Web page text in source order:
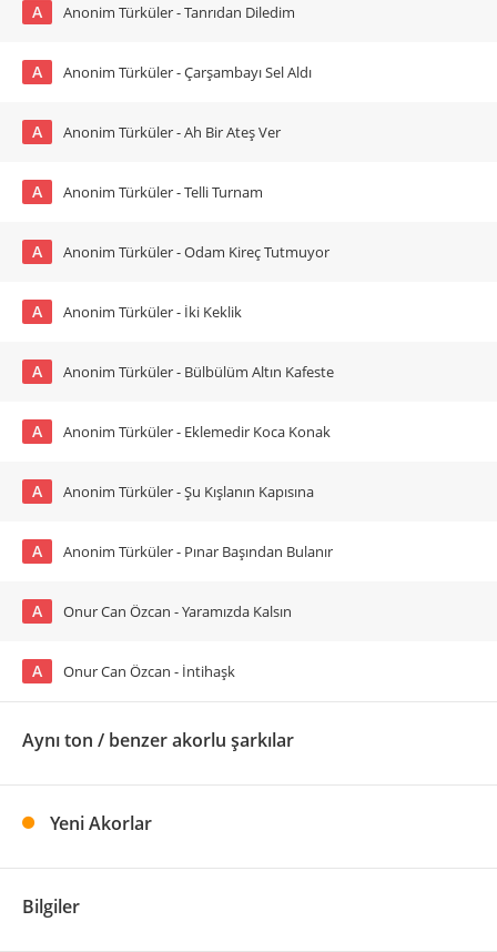
A Anonim Türküler - Tanrıdan Diledim
A Anonim Türküler - Çarşambayı Sel Aldı
A Anonim Türküler - Ah Bir Ateş Ver
A Anonim Türküler - Telli Turnam
A Anonim Türküler - Odam Kireç Tutmuyor
A Anonim Türküler - İki Keklik
A Anonim Türküler - Bülbülüm Altın Kafeste
A Anonim Türküler - Eklemedir Koca Konak
A Anonim Türküler - Şu Kışlanın Kapısına
A Anonim Türküler - Pınar Başından Bulanır
A Onur Can Özcan - Yaramızda Kalsın
A Onur Can Özcan - İntihaşk
Aynı ton / benzer akorlu şarkılar
Yeni Akorlar
Bilgiler